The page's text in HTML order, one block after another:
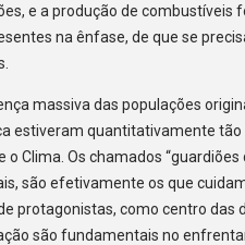
e a produção de combustíveis
na ênfase, de que se
massiva das populações
estiveram quantitativamente tão
Clima. Os chamados “guardiões
são efetivamente os que
protagonistas, como centro das
são fundamentais no